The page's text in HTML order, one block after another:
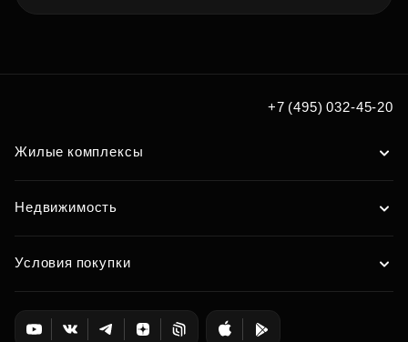
+7 (495) 032-45-20
Жилые комплексы
Недвижимость
Условия покупки